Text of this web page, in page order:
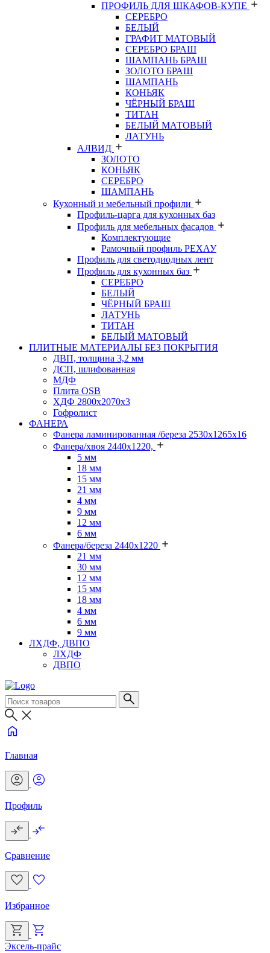
ПРОФИЛЬ ДЛЯ ШКАФОВ-КУПЕ
СЕРЕБРО
БЕЛЫЙ
ГРАФИТ МАТОВЫЙ
СЕРЕБРО БРАШ
ШАМПАНЬ БРАШ
ЗОЛОТО БРАШ
ШАМПАНЬ
КОНЬЯК
ЧЁРНЫЙ БРАШ
ТИТАН
БЕЛЫЙ МАТОВЫЙ
ЛАТУНЬ
АЛВИД
ЗОЛОТО
КОНЬЯК
СЕРЕБРО
ШАМПАНЬ
Кухонный и мебельный профили
Профиль-царга для кухонных баз
Профиль для мебельных фасадов
Комплектующие
Рамочный профиль РЕХАУ
Профиль для светодиодных лент
Профиль для кухонных баз
СЕРЕБРО
БЕЛЫЙ
ЧЁРНЫЙ БРАШ
ЛАТУНЬ
ТИТАН
БЕЛЫЙ МАТОВЫЙ
ПЛИТНЫЕ МАТЕРИАЛЫ БЕЗ ПОКРЫТИЯ
ДВП, толщина 3,2 мм
ДСП, шлифованная
МДФ
Плита OSB
ХДФ 2800х2070х3
Гофролист
ФАНЕРА
Фанера ламинированная /береза 2530х1265х16
Фанера/хвоя 2440х1220,
5 мм
18 мм
15 мм
21 мм
4 мм
9 мм
12 мм
6 мм
Фанера/береза 2440х1220
21 мм
30 мм
12 мм
15 мм
18 мм
4 мм
6 мм
9 мм
ЛХДФ, ДВПО
ЛХДФ
ДВПО
Главная
Профиль
Сравнение
Избранное
Эксель-прайс